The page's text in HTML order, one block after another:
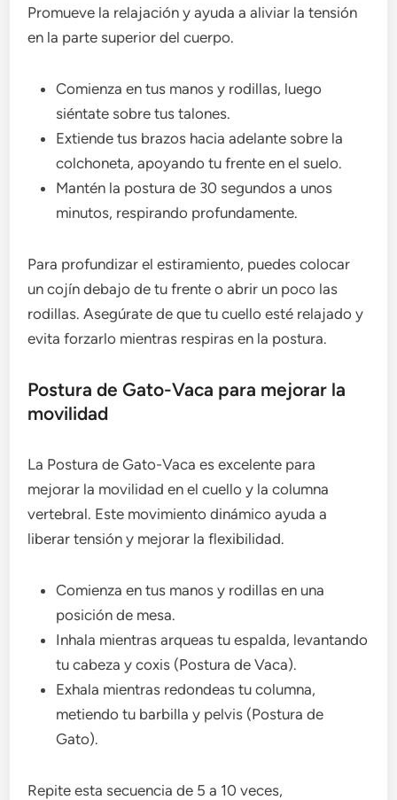
Promueve la relajación y ayuda a aliviar la tensión
en la parte superior del cuerpo.
Comienza en tus manos y rodillas, luego
siéntate sobre tus talones.
Extiende tus brazos hacia adelante sobre la
colchoneta, apoyando tu frente en el suelo.
Mantén la postura de 30 segundos a unos
minutos, respirando profundamente.
Para profundizar el estiramiento, puedes colocar
un cojín debajo de tu frente o abrir un poco las
rodillas. Asegúrate de que tu cuello esté relajado y
evita forzarlo mientras respiras en la postura.
Postura de Gato-Vaca para mejorar la
movilidad
La Postura de Gato-Vaca es excelente para
mejorar la movilidad en el cuello y la columna
vertebral. Este movimiento dinámico ayuda a
liberar tensión y mejorar la flexibilidad.
Comienza en tus manos y rodillas en una
posición de mesa.
Inhala mientras arqueas tu espalda, levantando
tu cabeza y coxis (Postura de Vaca).
Exhala mientras redondeas tu columna,
metiendo tu barbilla y pelvis (Postura de
Gato).
Repite esta secuencia de 5 a 10 veces,